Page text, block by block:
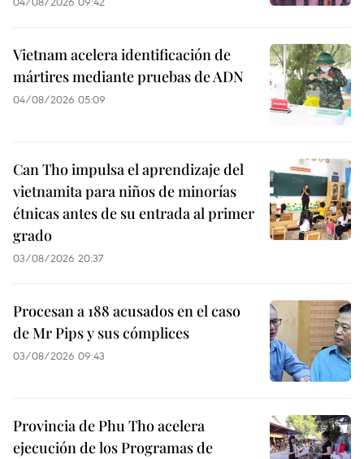
Vietnam acelera identificación de
mártires mediante pruebas de ADN
04/08/2026 05:09
Can Tho impulsa el aprendizaje del
vietnamita para niños de minorías
étnicas antes de su entrada al primer
grado
03/08/2026 20:37
Procesan a 188 acusados en el caso
de Mr Pips y sus cómplices
03/08/2026 09:43
Provincia de Phu Tho acelera
ejecución de los Programas de